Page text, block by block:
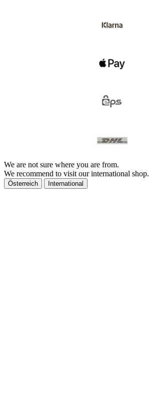
We are not sure where you are from.
We recommend to visit our international shop.
Österreich International